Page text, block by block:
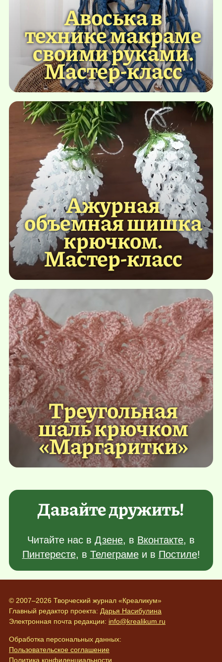
Авоська в
технике макраме
своими руками.
Мастер-класс
Ажурная
объемная шишка
крючком.
Мастер-класс
Треугольная
шаль крючком
«Маргаритки»
Давайте дружить!
Читайте нас в Дзене, в Вконтакте, в
Пинтересте, в Телеграмеи в Постиле!
© 2007–2026 Творческий журнал «Креаликум»
Главный редактор проекта: Дарья Насибулина
Электронная почта редакции: info@krealikum.ru
Обработка персональных данных:
Пользовательское соглашение
Политика конфиденциальности